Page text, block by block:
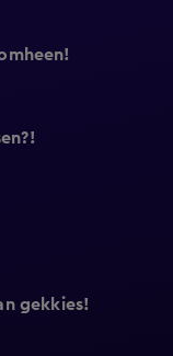
gekkies!